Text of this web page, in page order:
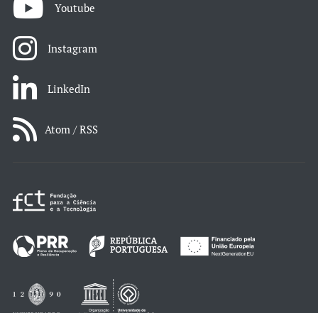
Youtube
Instagram
LinkedIn
Atom / RSS